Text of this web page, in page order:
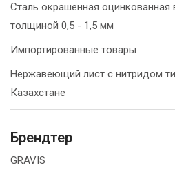
Сталь окрашенная оцинкованная
толщиной 0,5 - 1,5 мм
Импортированные товары
Нержавеющий лист с нитридом
Казахстане
Брендтер
GRAVIS